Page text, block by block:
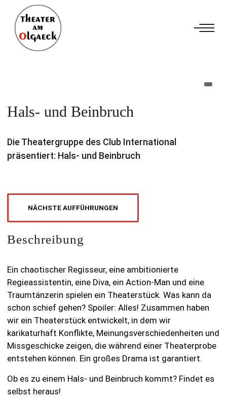
Hals- und Beinbruch
Die Theatergruppe des Club International
präsentiert: Hals- und Beinbruch
NÄCHSTE AUFFÜHRUNGEN
Beschreibung
Ein chaotischer Regisseur, eine ambitionierte
Regieassistentin, eine Diva, ein Action-Man und eine
Traumtänzerin spielen ein Theaterstück. Was kann da
schon schief gehen? Spoiler: Alles! Zusammen haben
wir ein Theaterstück entwickelt, in dem wir
karikaturhaft Konflikte, Meinungsverschiedenheiten und
Missgeschicke zeigen, die während einer Theaterprobe
entstehen können. Ein großes Drama ist garantiert.
Ob es zu einem Hals- und Beinbruch kommt? Findet es
selbst heraus!